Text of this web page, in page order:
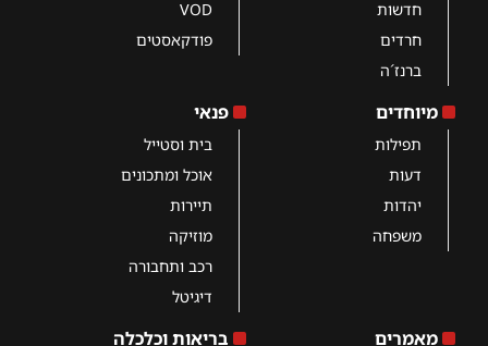
חדשות
חרדים
ברנז´ה
VOD
פודקאסטים
מיוחדים
תפילות
דעות
יהדות
משפחה
פנאי
בית וסטייל
אוכל ומתכונים
תיירות
מוזיקה
רכב ותחבורה
דיגיטל
מאמרים בריאות וכלכלה